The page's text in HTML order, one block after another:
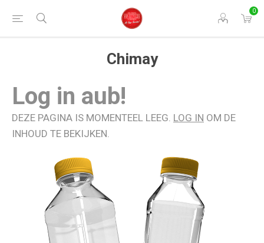
0
Chimay
Log in aub!
DEZE PAGINA IS MOMENTEEL LEEG. LOG IN OM DE
INHOUD TE BEKIJKEN.